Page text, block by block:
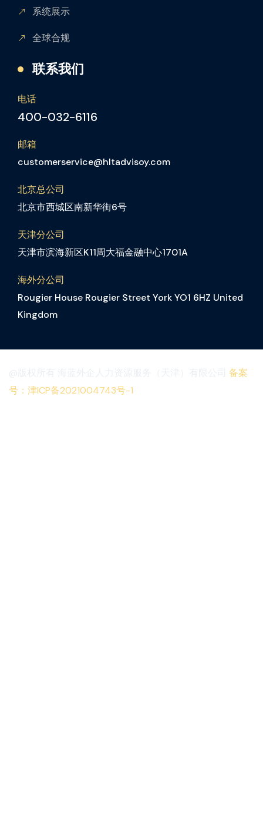
系统展示
全球合规
联系我们
电话
400-032-6116
邮箱
customerservice@hltadvisoy.com
北京总公司
北京市西城区南新华街6号
天津分公司
天津市滨海新区K11周大福金融中心1701A
海外分公司
Rougier House Rougier Street York YO1 6HZ United
Kingdom
备案
号：津ICP备2021004743号-1